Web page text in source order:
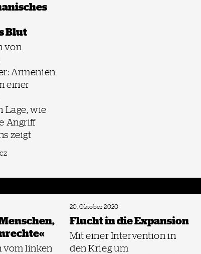
Blut
von
Armenien
einer
Lage, wie
Angriff
zeigt
vom linken
20. Oktober 2020
Flucht in die Expansion
Mit einer Intervention in
den Krieg um